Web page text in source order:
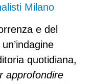
Milano
e del
quotidiana,
approfondire